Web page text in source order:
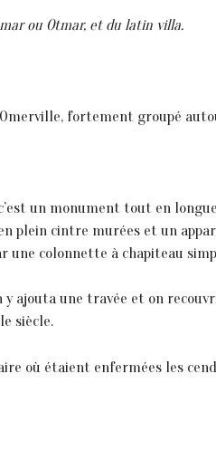
ou Otmar, et du latin villa.
fortement groupé
un monument tout en
plein cintre murées et un
une colonnette à chapiteau
y ajouta une travée et on
siècle.
où étaient enfermées les